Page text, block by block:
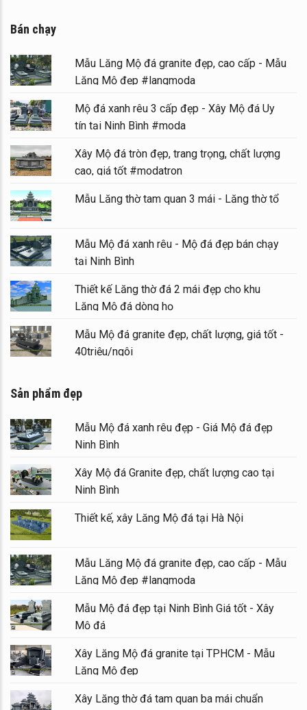
Bán chạy
Mẫu Lăng Mộ đá granite đẹp, cao cấp - Mẫu
Lăng Mộ đẹp #langmoda
Mộ đá xanh rêu 3 cấp đẹp - Xây Mộ đá Uy
tín tại Ninh Bình #moda
Xây Mộ đá tròn đẹp, trang trọng, chất lượng
cao, giá tốt #modatron
Mẫu Lăng thờ tam quan 3 mái - Lăng thờ tổ
Mẫu Mộ đá xanh rêu - Mộ đá đẹp bán chạy
tại Ninh Bình
Thiết kế Lăng thờ đá 2 mái đẹp cho khu
Lăng Mộ đá dòng họ
Mẫu Mộ đá granite đẹp, chất lượng, giá tốt -
40triệu/ngôi
Sản phẩm đẹp
Mẫu Mộ đá xanh rêu đẹp - Giá Mộ đá đẹp
Ninh Bình
Xây Mộ đá Granite đẹp, chất lượng cao tại
Ninh Bình
Thiết kế, xây Lăng Mộ đá tại Hà Nội
Mẫu Lăng Mộ đá granite đẹp, cao cấp - Mẫu
Lăng Mộ đẹp #langmoda
Mẫu Mộ đá đẹp tại Ninh Bình Giá tốt - Xây
Mộ đá
Xây Lăng Mộ đá granite tại TPHCM - Mẫu
Lăng Mộ đẹp
Xây Lăng thờ đá tam quan ba mái chuẩn